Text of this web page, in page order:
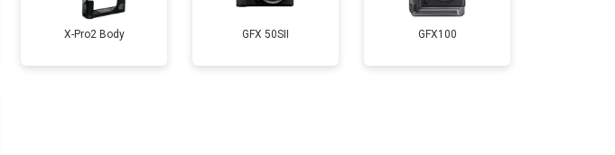
X-Pro2 Body GFX 50SII GFX100